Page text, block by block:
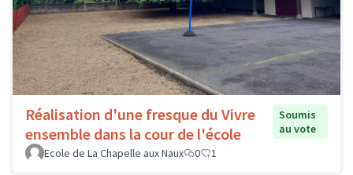
Réalisation d'une fresque du Vivre
ensemble dans la cour de l'école
Soumis
au vote
Ecole de La Chapelle aux Naux
0 1